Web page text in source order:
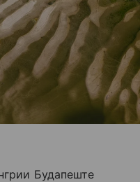
Будапеште